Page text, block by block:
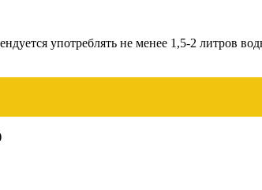
употреблять не менее 1,5-2 литров